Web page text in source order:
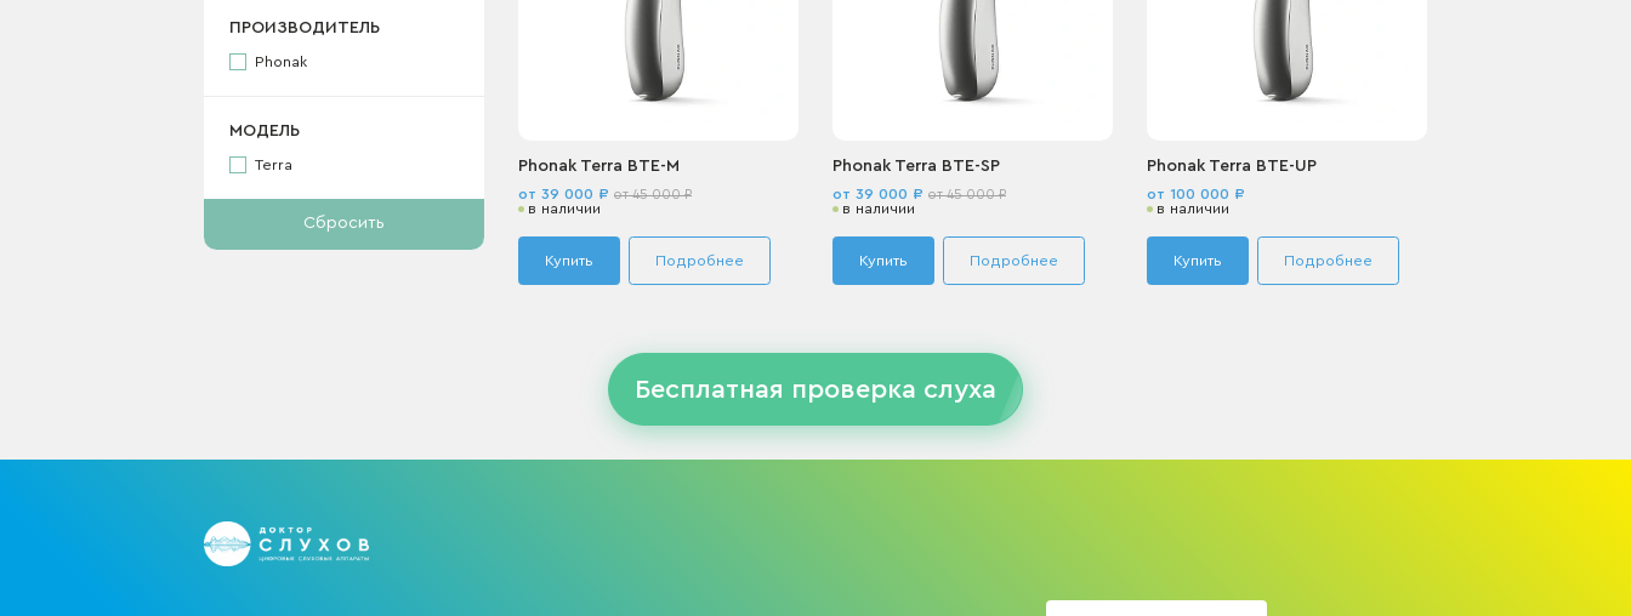
ПРОИЗВОДИТЕЛЬ
Phonak
МОДЕЛЬ
Terra
Сбросить
Phonak Terra BTE-M
от 39 000 ₽ от 45 000 ₽
в наличии
Купить Подробнее
Phonak Terra BTE-SP
от 39 000 ₽ от 45 000 ₽
в наличии
Купить Подробнее
Phonak Terra BTE-UP
от 100 000 ₽
в наличии
Купить Подробнее
Бесплатная проверка слуха